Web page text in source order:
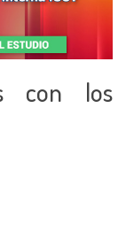
con los